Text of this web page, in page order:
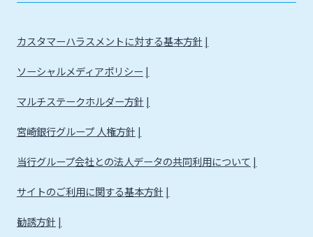
カスタマーハラスメントに対する基本方針
ソーシャルメディアポリシー
マルチステークホルダー方針
宮崎銀行グループ 人権方針
当行グループ会社との法人データの共同利用について
サイトのご利用に関する基本方針
勧誘方針